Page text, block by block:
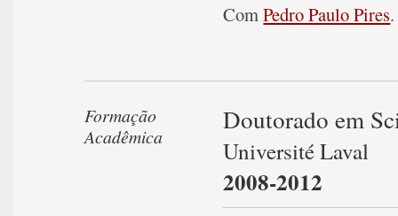
ComPedro Paulo Pires.
Formação
Acadêmica
Doutorado em
Université Laval
2008-2012